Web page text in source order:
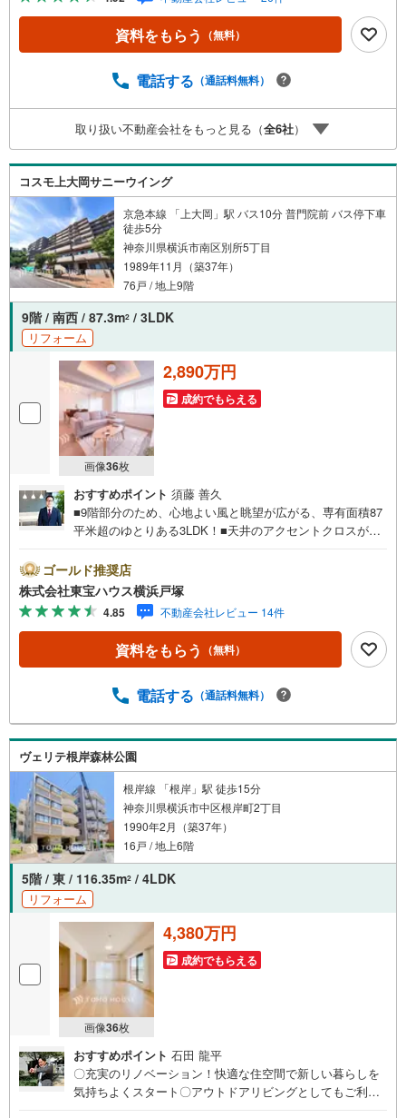
物件ご成約キャンペーン」の対象になります。「資料をも
らう」「見学予約をする」ボタンからお問い合わせくださ
い。※必ずYahoo！ JAPAN IDでログインしてください。※P
客様からのお言葉に感謝してこれからも楽しく素敵なお家
か？何も決まっていなくて大丈夫！まずはお客様の夢をお
聞かせ下さい！未来の「不安」を「安心」に変える「未来
カレンダー」もご来店時に好評です。スタッフ一同いつで
もお客様のお問合せをお待ちしております。
資料をもらう （無料）
電話する （通話料無料）
取り扱い不動産会社をもっと見る（全6社）
コスモ上大岡サニーウイング
京急本線 「上大岡」駅 バス10分 普門院前 バス停下車
徒歩5分
神奈川県横浜市南区別所5丁目
1989年11月（築37年）
76戸 / 地上9階
9階 / 南西 / 87.3m2 / 3LDK
リフォーム
画像36枚
2,890万円
成約でもらえる
おすすめポイント 須藤 善久
■9階部分のため、心地よい風と眺望が広がる、専有面積87
平米超のゆとりある3LDK！■天井のアクセントクロスが洗
が毎日の家事をサポート！■小中学校や公園が徒歩10分圏
内♪子育て世帯にもおすすめです♪＝＝＝＝＝＝＝＝＝＝＝
＝＝＝＝＝＝【東宝ハウス横浜戸塚】提携銀行 じぶん銀行
利用可 *がん100％保証団信＋全疾病保障付き＝＝＝＝＝＝
＝＝＝＝＝＝＝＝＝＝＝○現地見学会（事前に必ずお問い合
わせください）毎日、ご見学・ご相談が可能です。9:00～2
へのご来社等ご相談下さい。○FPによるライフプランのシ
ーンのご相談など。○キッズスペースもご用意しております
○お車の無料提携駐車場がございます詳しくは営業スタッフ
よりお伝えさせて頂きます。なんでもお気軽にお申し付け
くださいませ。
ゴールド推奨店
株式会社東宝ハウス横浜戸塚
4.85 不動産会社レビュー 14件
資料をもらう （無料）
電話する （通話料無料）
ヴェリテ根岸森林公園
根岸線 「根岸」駅 徒歩15分
神奈川県横浜市中区根岸町2丁目
1990年2月（築37年）
16戸 / 地上6階
5階 / 東 / 116.35m2 / 4LDK
リフォーム
画像36枚
4,380万円
成約でもらえる
おすすめポイント 石田 龍平
〇充実のリノベーション！快適な住空間で新しい暮らしを
気持ちよくスタート〇アウトドアリビングとしてもご利用